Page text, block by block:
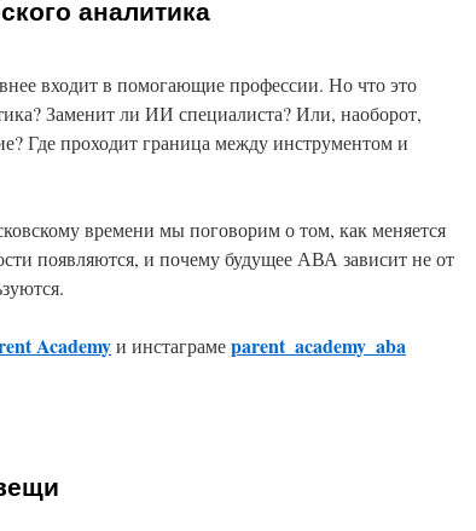
аналитика
входит в помогающие профессии. Но что это
Заменит ли ИИ специалиста? Или, наоборот,
Где проходит граница между инструментом и
времени мы поговорим о том, как меняется
появляются, и почему будущее АВА зависит не от
Academyи инстаграмеparent_academy_aba